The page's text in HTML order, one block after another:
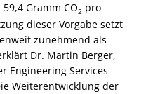
Gramm CO2 pro
dieser Vorgabe setzt
zunehmend als
Dr. Martin Berger,
Engineering Services
Weiterentwicklung der